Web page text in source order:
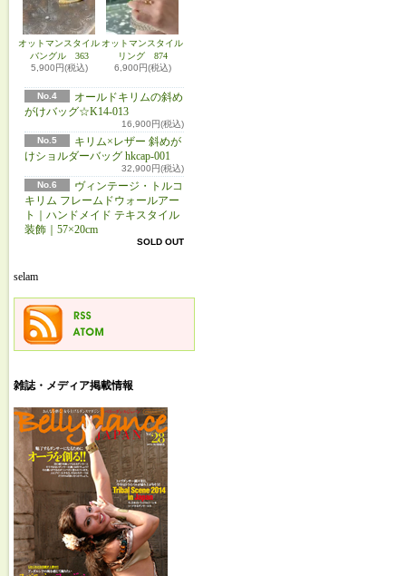
オットマンスタイル
バングル 363
5,900円(税込)
オットマンスタイル
リング 874
6,900円(税込)
No.4
オールドキリムの斜め
がけバッグ☆K14-013
16,900円(税込)
No.5
キリム×レザー 斜めが
けショルダーバッグ hkcap-001
32,900円(税込)
No.6
ヴィンテージ・トルコ
キリム フレームドウォールアー
ト｜ハンドメイド テキスタイル
装飾｜57×20cm
SOLD OUT
selam
雑誌・メディア掲載情報